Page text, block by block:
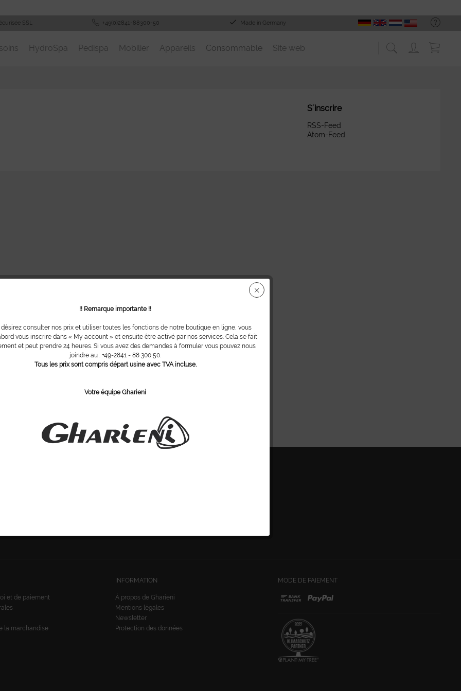
SSL +49(0)2841-88300-50 Made in Germany
HydroSpa Pedispa Mobilier Appareils Consommable Site web
S´inscrire
RSS-Feed
Atom-Feed
et de paiement
la marchandise
INFORMATION
À propos de Gharieni
Mentions légales
Newsletter
Protection des données
MODE DE PAIEMENT
!! Remarque importante !!
désirez consulter nos prix et utiliser toutes les fonctions de notre boutique en ligne, vous
vous inscrire dans « My account » et ensuite être activé par nos services. Cela se fait
et peut prendre 24 heures. Si vous avez des demandes à formuler vous pouvez nous
joindre au : +49-2841 - 88 300 50.
Tous les prix sont compris départ usine avec TVA incluse.
Votre équipe Gharieni